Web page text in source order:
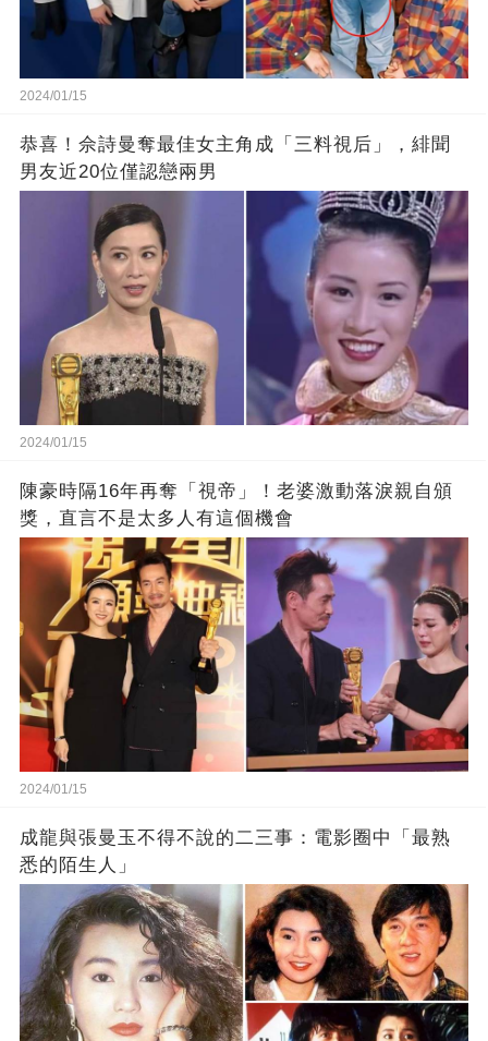
2024/01/15
恭喜！佘詩曼奪最佳女主角成「三料視后」，緋聞
男友近20位僅認戀兩男
2024/01/15
陳豪時隔16年再奪「視帝」！老婆激動落淚親自頒
獎，直言不是太多人有這個機會
2024/01/15
成龍與張曼玉不得不說的二三事：電影圈中「最熟
悉的陌生人」